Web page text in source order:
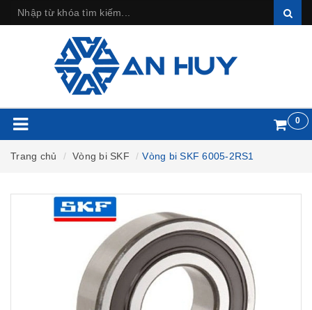
0
Trang chủ Vòng bi SKF Vòng bi SKF 6005-2RS1